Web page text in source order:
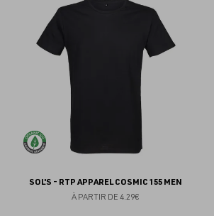
favoris
SOL'S - RTP APPAREL COSMIC 155 MEN
À PARTIR DE 4.29€